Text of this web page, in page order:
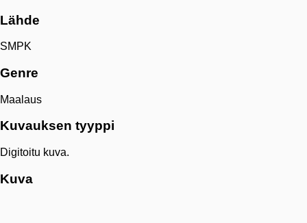
Lähde
SMPK
Genre
Maalaus
Kuvauksen tyyppi
Digitoitu kuva.
Kuva